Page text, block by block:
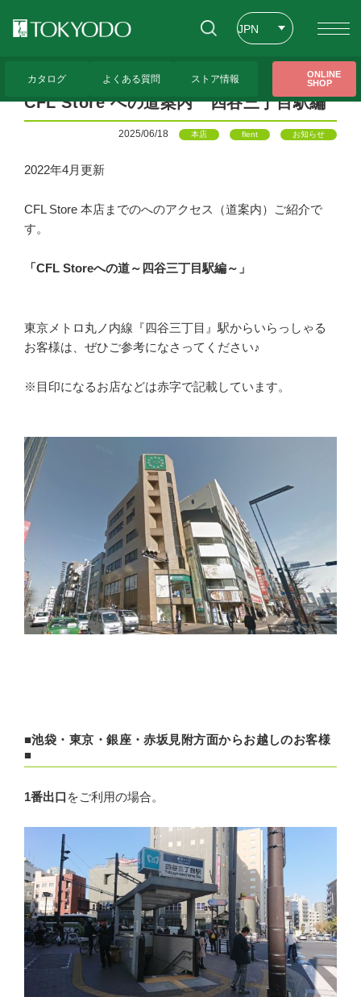
JPN
カタログ よくある質問 ストア情報
ONLINE
SHOP
CFL Store への道案内 四谷三丁目駅編
CFL Store への道案内 四谷三丁目駅編
2025/06/18 本店 flent お知らせ
2022年4月更新
CFL Store 本店までのへのアクセス（道案内）ご紹介で
す。
「CFL Storeへの道～四谷三丁目駅編～」
東京メトロ丸ノ内線『四谷三丁目』駅からいらっしゃる
お客様は、ぜひご参考になさってください♪
※目印になるお店などは赤字で記載しています。
■池袋・東京・銀座・赤坂見附方面からお越しのお客様
■
1番出口 をご利用の場合。